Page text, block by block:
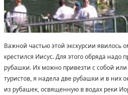
Важной частью этой экскурсии явилось
крестился Иисус. Для этого обряда надо
рубашки. Их можно привезти с собой или
туристов, я надела две рубашки и в них
из рубашек, освященную в водах реки